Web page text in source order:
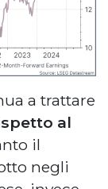
a trattare
al
il
negli